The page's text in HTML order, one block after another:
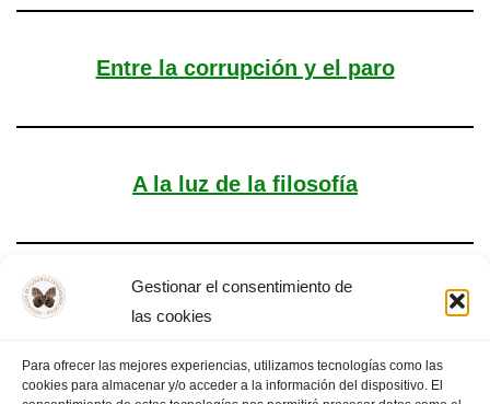
Gestionar el consentimiento de
las cookies
Para ofrecer las mejores experiencias, utilizamos tecnologías como las
cookies para almacenar y/o acceder a la información del dispositivo. El
Entre la corrupción y el paro
A la luz de la filosofía
Triste alegría